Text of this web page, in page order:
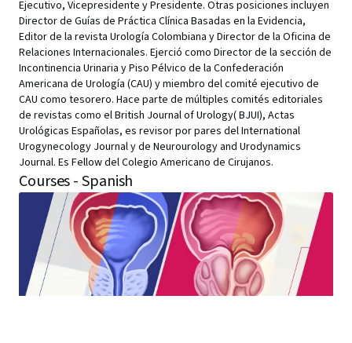
Ejecutivo, Vicepresidente y Presidente. Otras posiciones incluyen
Director de Guías de Práctica Clínica Basadas en la Evidencia,
Editor de la revista Urología Colombiana y Director de la Oficina de
Relaciones Internacionales. Ejerció como Director de la sección de
Incontinencia Urinaria y Piso Pélvico de la Confederación
Americana de Urología (CAU) y miembro del comité ejecutivo de
CAU como tesorero. Hace parte de múltiples comités editoriales
de revistas como el British Journal of Urology( BJUI), Actas
Urológicas Españolas, es revisor por pares del International
Urogynecology Journal y de Neurourology and Urodynamics
Journal. Es Fellow del Colegio Americano de Cirujanos.
Courses - Spanish